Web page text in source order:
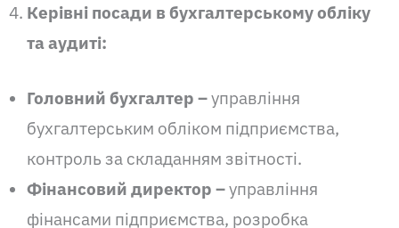
Керівні посади в бухгалтерському обліку
та аудиті:
Головний бухгалтер –управління
бухгалтерським обліком підприємства,
контроль за складанням звітності.
Фінансовий директор –управління
фінансами підприємства, розробка